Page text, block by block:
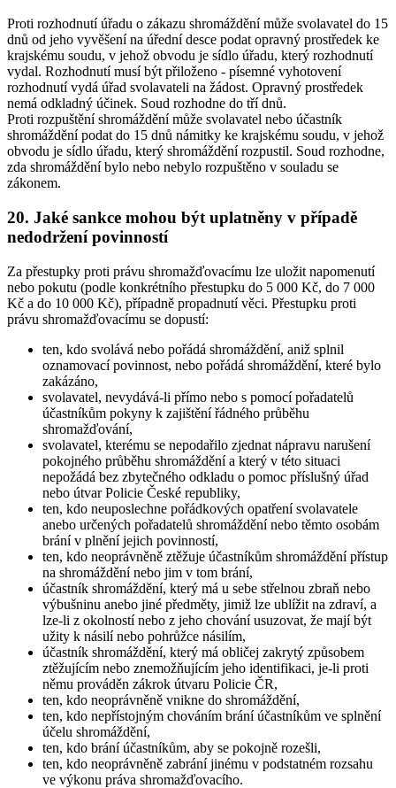
Proti rozhodnutí úřadu o zákazu shromáždění může svolavatel do 15
dnů od jeho vyvěšení na úřední desce podat opravný prostředek ke
krajskému soudu, v jehož obvodu je sídlo úřadu, který rozhodnutí
vydal. Rozhodnutí musí být přiloženo - písemné vyhotovení
rozhodnutí vydá úřad svolavateli na žádost. Opravný prostředek
nemá odkladný účinek. Soud rozhodne do tří dnů.
Proti rozpuštění shromáždění může svolavatel nebo účastník
shromáždění podat do 15 dnů námitky ke krajskému soudu, v jehož
obvodu je sídlo úřadu, který shromáždění rozpustil. Soud rozhodne,
zda shromáždění bylo nebo nebylo rozpuštěno v souladu se
zákonem.
20. Jaké sankce mohou být uplatněny v případě
nedodržení povinností
Za přestupky proti právu shromažďovacímu lze uložit napomenutí
nebo pokutu (podle konkrétního přestupku do 5 000 Kč, do 7 000
Kč a do 10 000 Kč), případně propadnutí věci. Přestupku proti
právu shromažďovacímu se dopustí:
ten, kdo svolává nebo pořádá shromáždění, aniž splnil
oznamovací povinnost, nebo pořádá shromáždění, které bylo
zakázáno,
svolavatel, nevydává-li přímo nebo s pomocí pořadatelů
účastníkům pokyny k zajištění řádného průběhu
shromažďování,
svolavatel, kterému se nepodařilo zjednat nápravu narušení
pokojného průběhu shromáždění a který v této situaci
nepožádá bez zbytečného odkladu o pomoc příslušný úřad
nebo útvar Policie České republiky,
ten, kdo neuposlechne pořádkových opatření svolavatele
anebo určených pořadatelů shromáždění nebo těmto osobám
brání v plnění jejich povinností,
ten, kdo neoprávněně ztěžuje účastníkům shromáždění přístup
na shromáždění nebo jim v tom brání,
účastník shromáždění, který má u sebe střelnou zbraň nebo
výbušninu anebo jiné předměty, jimiž lze ublížit na zdraví, a
lze-li z okolností nebo z jeho chování usuzovat, že mají být
užity k násilí nebo pohrůžce násilím,
účastník shromáždění, který má obličej zakrytý způsobem
ztěžujícím nebo znemožňujícím jeho identifikaci, je-li proti
němu prováděn zákrok útvaru Policie ČR,
ten, kdo neoprávněně vnikne do shromáždění,
ten, kdo nepřístojným chováním brání účastníkům ve splnění
účelu shromáždění,
ten, kdo brání účastníkům, aby se pokojně rozešli,
ten, kdo neoprávněně zabrání jinému v podstatném rozsahu
ve výkonu práva shromažďovacího.